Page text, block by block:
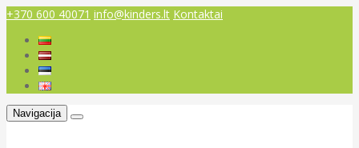
+370 600 40071 info@kinders.lt Kontaktai
Navigacija